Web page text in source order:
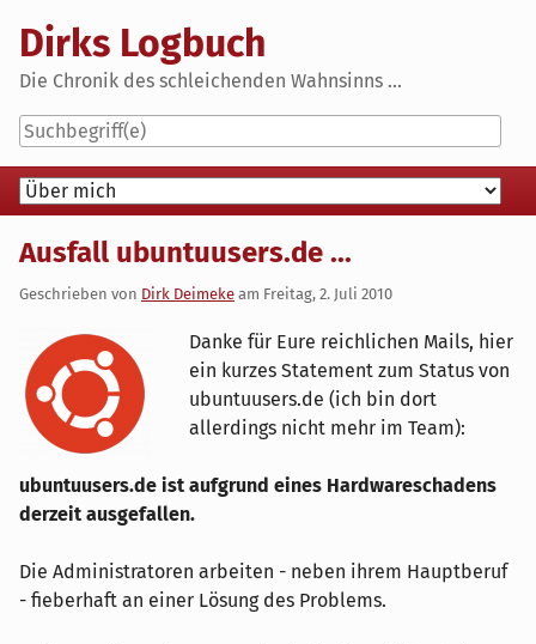
content
Dirks Logbuch
Die Chronik des schleichenden Wahnsinns ...
Navigation
Ausfall ubuntuusers.de ...
Geschrieben von Dirk Deimeke am Freitag, 2. Juli 2010
Danke für Eure reichlichen Mails, hier
ein kurzes Statement zum Status von
ubuntuusers.de (ich bin dort
allerdings nicht mehr im Team):
ubuntuusers.de ist aufgrund eines Hardwareschadens
derzeit ausgefallen.
Die Administratoren arbeiten - neben ihrem Hauptberuf
- fieberhaft an einer Lösung des Problems.